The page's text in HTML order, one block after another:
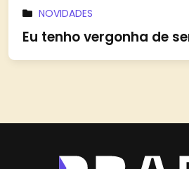
NOVIDADES
Eu tenho vergonha de